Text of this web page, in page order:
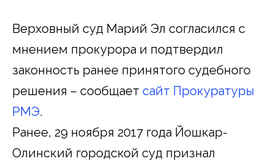
Верховный суд Марий Эл согласился с
мнением прокурора и подтвердил
законность ранее принятого судебного
решения – сообщает сайт Прокуратуры
РМЭ.
Ранее, 29 ноября 2017 года Йошкар-
Олинский городской суд признал